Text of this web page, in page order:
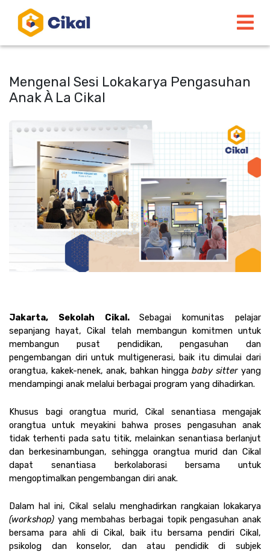
Mengenal Sesi Lokakarya Pengasuhan
Anak À La Cikal
Jakarta, Sekolah Cikal. Sebagai komunitas pelajar
sepanjang hayat, Cikal telah membangun komitmen untuk
membangun pusat pendidikan, pengasuhan dan
pengembangan diri untuk multigenerasi, baik itu dimulai dari
orangtua, kakek-nenek, anak, bahkan hingga baby sitter yang
mendampingi anak melalui berbagai program yang dihadirkan.
Khusus bagi orangtua murid, Cikal senantiasa mengajak
orangtua untuk meyakini bahwa proses pengasuhan anak
tidak terhenti pada satu titik, melainkan senantiasa berlanjut
dan berkesinambungan, sehingga orangtua murid dan Cikal
dapat senantiasa berkolaborasi bersama untuk
mengoptimalkan pengembangan diri anak.
(workshop) yang membahas berbagai topik pengasuhan anak
bersama para ahli di Cikal, baik itu bersama pendiri Cikal,
psikolog dan konselor, dan atau pendidik di subjek